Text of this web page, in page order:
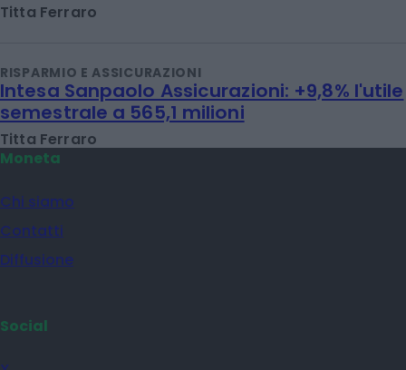
Titta Ferraro
RISPARMIO E ASSICURAZIONI
Intesa Sanpaolo Assicurazioni: +9,8% l'utile
semestrale a 565,1 milioni
Titta Ferraro
Moneta
Chi siamo
Contatti
Diffusione
Social